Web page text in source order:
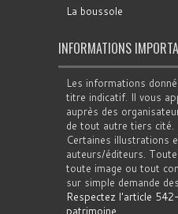
La boussole
INFORMATIONS
Les informations
titre indicatif. Il vous
auprès des
de tout autre tiers cité.
Certaines illustrations
auteurs/éditeurs.
toute image ou tout
sur simple demande
Respectez l'article
patrimoine.